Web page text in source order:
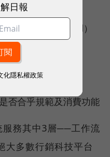
System of record）
、動作及活動
介面與用戶體驗
否合乎規範及消費功能
服務其中3層──工作流
大多數行銷科技平台
日報
化隱私權政策